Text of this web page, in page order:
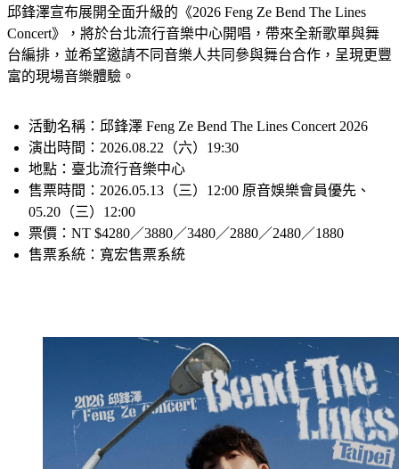
邱鋒澤宣布展開全面升級的《2026 Feng Ze Bend The Lines
Concert》，將於台北流行音樂中心開唱，帶來全新歌單與舞
台編排，並希望邀請不同音樂人共同參與舞台合作，呈現更豐
活動名稱：邱鋒澤 Feng Ze Bend The Lines Concert 2026
演出時間：2026.08.22（六）19:30
地點：臺北流行音樂中心
售票時間：2026.05.13（三）12:00 原音娛樂會員優先、
05.20（三）12:00
票價：NT $4280／3880／3480／2880／2480／1880